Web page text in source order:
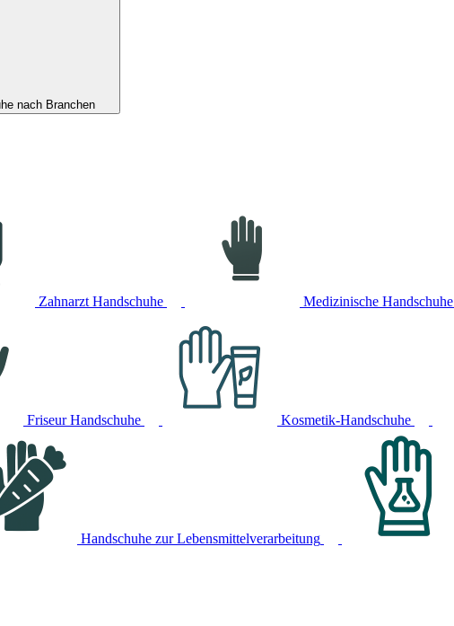
nach Branchen
Zahnarzt Handschuhe Medizinische Handschuhe
Friseur Handschuhe Kosmetik-Handschuhe
Handschuhe zur Lebensmittelverarbeitung